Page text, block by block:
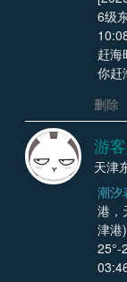
6级
赶海
你赶
删除
游
天津
潮汐
港，
津港
25°-